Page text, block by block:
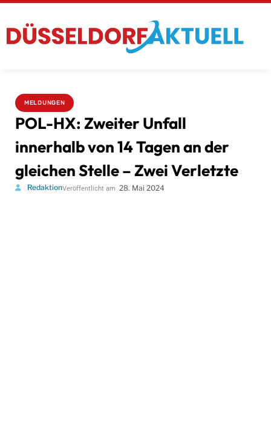
MELDUNGEN
POL-HX: Zweiter Unfall
innerhalb von 14 Tagen an der
gleichen Stelle – Zwei Verletzte
RedaktionVeröffentlicht am 28. Mai 2024